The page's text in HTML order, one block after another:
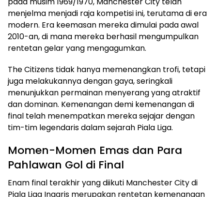
menjelma menjadi raja kompetisi ini, terutama di era
modern. Era keemasan mereka dimulai pada awal
2010-an, di mana mereka berhasil mengumpulkan
rentetan gelar yang mengagumkan.
The Citizens tidak hanya memenangkan trofi, tetapi
juga melakukannya dengan gaya, seringkali
menunjukkan permainan menyerang yang atraktif
dan dominan. Kemenangan demi kemenangan di
final telah menempatkan mereka sejajar dengan
tim-tim legendaris dalam sejarah Piala Liga.
Momen-Momen Emas dan Para
Pahlawan Gol di Final
Enam final terakhir yang diikuti Manchester City di
Piala Liga Inggris merupakan rentetan kemenangan